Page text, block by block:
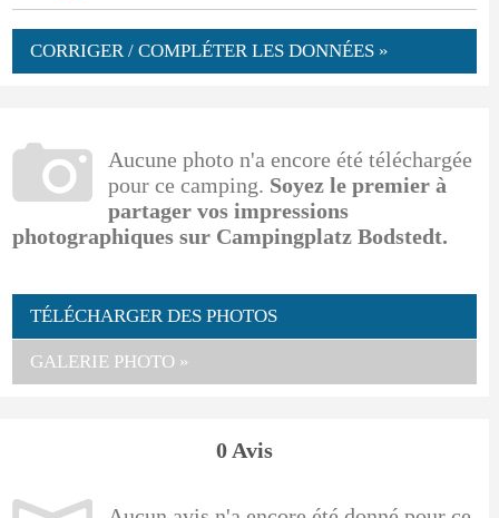
CORRIGER / COMPLÉTER LES DONNÉES »
Aucune photo n'a encore été téléchargée
pour ce camping. Soyez le premier à
partager vos impressions
photographiques sur Campingplatz Bodstedt.
TÉLÉCHARGER DES PHOTOS
GALERIE PHOTO »
0 Avis